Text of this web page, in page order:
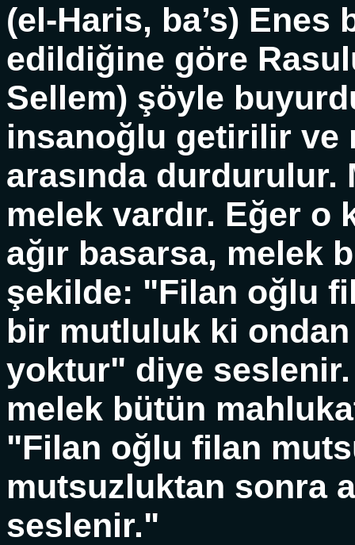
(el-Haris, ba’s)
edildiğine göre
Sellem) şöyle
insanoğlu getirilir ve
arasında durdurulur.
melek vardır. Eğer o
ağır basarsa, melek
şekilde: "Filan oğlu
bir mutluluk ki
yoktur" diye
melek bütün
"Filan oğlu filan
mutsuzluktan sonra
seslenir."